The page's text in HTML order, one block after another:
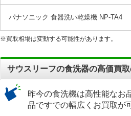
パナソニック 食器洗い乾燥機 NP-TA4
※買取相場は変動する可能性があります。
サウスリーフの食洗器の高価買
昨今の食洗機は高性能なお
品ですでの幅広くお買取が